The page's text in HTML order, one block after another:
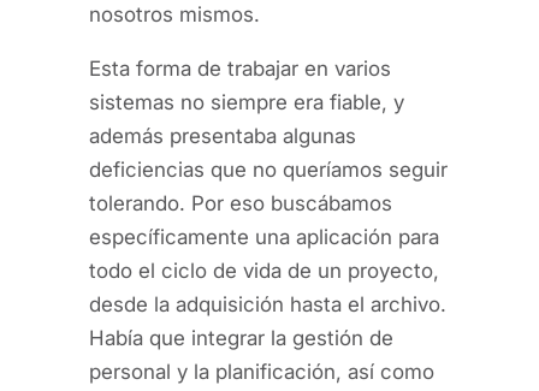
nosotros mismos.
Esta forma de trabajar en varios
sistemas no siempre era fiable, y
además presentaba algunas
deficiencias que no queríamos seguir
tolerando. Por eso buscábamos
específicamente una aplicación para
todo el ciclo de vida de un proyecto,
desde la adquisición hasta el archivo.
Había que integrar la gestión de
personal y la planificación, así como